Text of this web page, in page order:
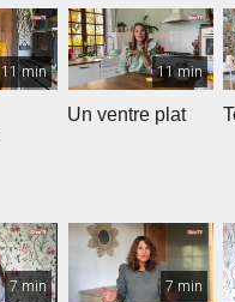
11 min 11 min
Un ventre plat
7 min 7 min